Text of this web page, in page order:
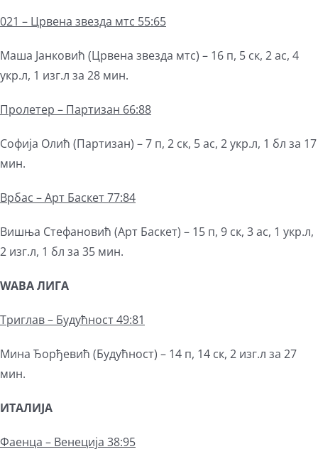
021 – Црвена звезда мтс 55:65
Маша Јанковић (Црвена звезда мтс) – 16 п, 5 ск, 2 ас, 4
укр.л, 1 изг.л за 28 мин.
Пролетер – Партизан 66:88
Софија Олић (Партизан) – 7 п, 2 ск, 5 ас, 2 укр.л, 1 бл за 17
мин.
Врбас – Арт Баскет 77:84
Вишња Стефановић (Арт Баскет) – 15 п, 9 ск, 3 ас, 1 укр.л,
2 изг.л, 1 бл за 35 мин.
WABAЛИГА
Триглав – Будућност 49:81
Мина Ђорђевић (Будућност) – 14 п, 14 ск, 2 изг.л за 27
мин.
ИТАЛИЈА
Фаенца – Венеција 38:95